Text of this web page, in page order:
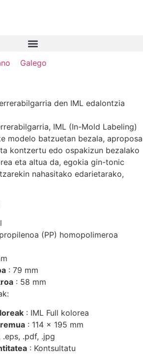
Galego
den IML edalontzia
IML (In-Mold Labeling)
modelo batzuetan bezala, aproposa
kontzertu edo ospakizun bezalako
eta altua da, egokia gin-tonic
nahasitako edarietarako,
(PP) homopolimeroa
: 79 mm
: 58 mm
: IML Full kolorea
: 114 x 195 mm
.eps, .pdf, .jpg
: Kontsultatu